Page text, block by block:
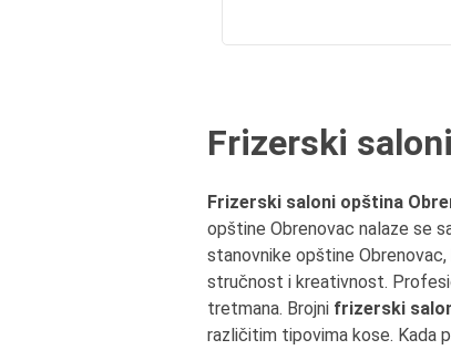
Frizerski
Frizerski saloni opština
opštine Obrenovac nalaze se
stanovnike opštine
stručnost i kreativnost.
tretmana. Brojni frizerski
različitim tipovima kose. Kada